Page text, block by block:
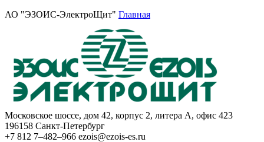
АО "ЭЗОИС-ЭлектроЩит" Главная
Московское шоссе, дом 42, корпус 2, литера А, офис 423
196158 Санкт-Петербург
+7 812 7–482–966 ezois@ezois-es.ru